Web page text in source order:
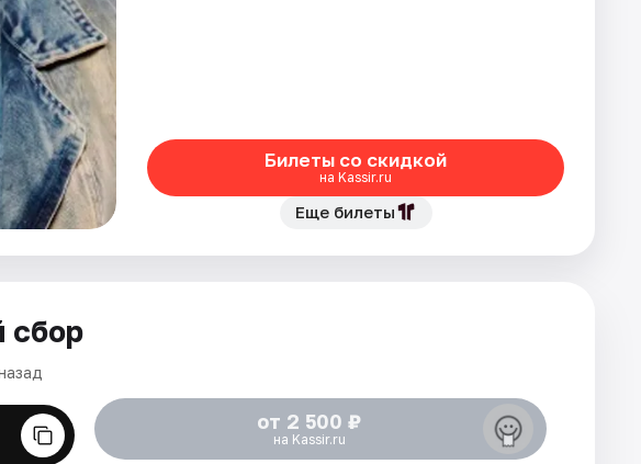
Билеты со скидкой
на Kassir.ru
Еще билеты
сбор
от 2 500 ₽
на Kassir.ru